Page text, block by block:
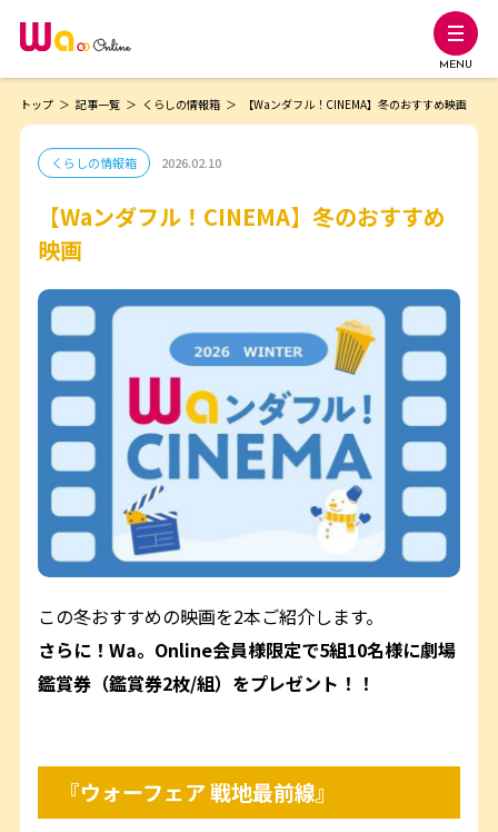
MENU
トップ 記事一覧 くらしの情報箱 【Waンダフル！CINEMA】冬のおすすめ映画
くらしの情報箱 2026.02.10
【Waンダフル！CINEMA】冬のおすすめ
映画
この冬おすすめの映画を2本ご紹介します。
さらに！Wa。Online会員様限定で5組10名様に劇場
鑑賞券（鑑賞券2枚/組）をプレゼント！！
『ウォーフェア 戦地最前線』